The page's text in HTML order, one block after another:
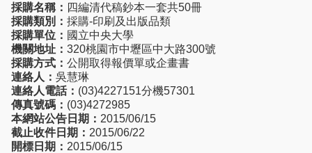
採購名稱： 四編清代稿鈔本一套共50冊
採購類別： 採購-印刷及出版品類
採購單位： 國立中央大學
機關地址： 320桃園市中壢區中大路300號
採購方式： 公開取得報價單或企畫書
連絡人： 吳慧琳
連絡人電話： (03)4227151分機57301
傳真號碼： (03)4272985
本網站公告日期： 2015/06/15
截止收件日期： 2015/06/22
開標日期： 2015/06/15